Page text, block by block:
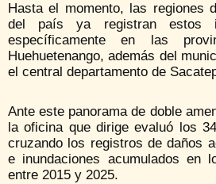
Hasta el momento, las regiones
del país ya registran estos
específicamente en las
Huehuetenango, además del
el central departamento de
Ante este panorama de doble
la oficina que dirige evaluó los
cruzando los registros de daños
e inundaciones acumulados en
entre 2015 y 2025.